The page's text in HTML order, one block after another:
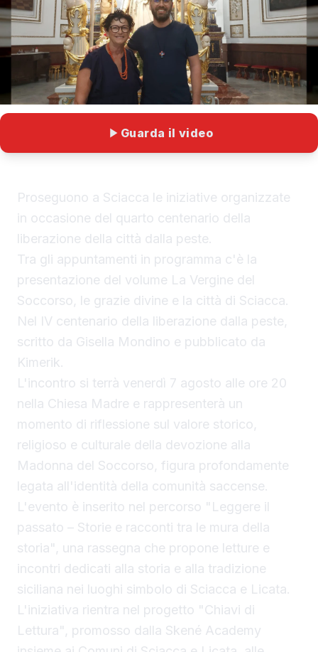
Guarda il video
Proseguono a Sciacca le iniziative organizzate
in occasione del quarto centenario della
liberazione della città dalla peste.
Tra gli appuntamenti in programma c'è la
presentazione del volume La Vergine del
Soccorso, le grazie divine e la città di Sciacca.
Nel IV centenario della liberazione dalla peste,
scritto da Gisella Mondino e pubblicato da
Kimerik.
L'incontro si terrà venerdì 7 agosto alle ore 20
nella Chiesa Madre e rappresenterà un
momento di riflessione sul valore storico,
religioso e culturale della devozione alla
Madonna del Soccorso, figura profondamente
legata all'identità della comunità saccense.
L'evento è inserito nel percorso "Leggere il
passato – Storie e racconti tra le mura della
storia", una rassegna che propone letture e
incontri dedicati alla storia e alla tradizione
siciliana nei luoghi simbolo di Sciacca e Licata.
L'iniziativa rientra nel progetto "Chiavi di
Lettura", promosso dalla Skené Academy